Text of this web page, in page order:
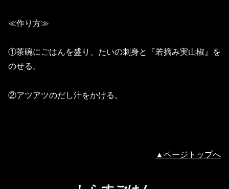
≪作り方≫
①茶碗にごはんを盛り、たいの刺身と『若摘み実山椒』を
のせる。
②アツアツのだし汁をかける。
▲ページトップへ